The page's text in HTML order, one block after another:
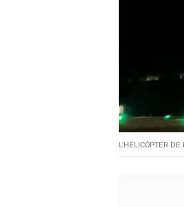
L'HELICÒPTER DE